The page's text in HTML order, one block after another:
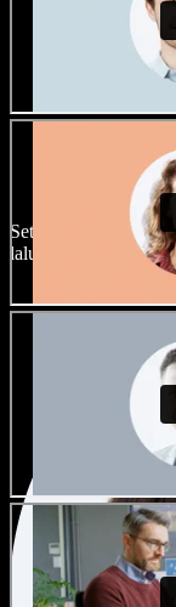
Banyak
Setiap proyek bisa
lalu sesuaikan